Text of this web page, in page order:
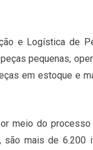
e Logística de
pequenas,
em estoque e
meio do processo
mais de 6.200